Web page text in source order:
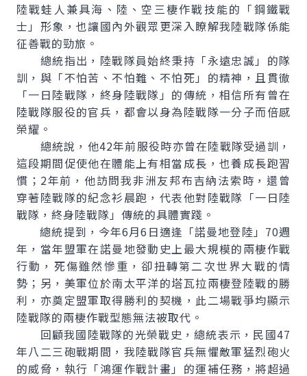
陸戰蛙人兼具海、陸、空三棲作戰技能的「鋼鐵戰
士」形象，也讓國內外觀眾更深入瞭解我陸戰隊係能
征善戰的勁旅。
總統指出，陸戰隊員始終秉持「永遠忠誠」的隊
訓，與「不怕苦、不怕難、不怕死」的精神，且貫徹
「一日陸戰隊，終身陸戰隊」的傳統，相信所有曾在
陸戰隊服役的官兵，都會以身為陸戰隊一分子而倍感
榮耀。
總統說，他42年前服役時亦曾在陸戰隊受過訓，
這段期間促使他在體能上有相當成長，也養成長跑習
慣；2年前，他訪問我非洲友邦布吉納法索時，還曾
穿著陸戰隊的紀念衫晨跑，代表他對陸戰隊「一日陸
戰隊，終身陸戰隊」傳統的具體實踐。
總統提到，今年6月6日適逢「諾曼地登陸」70週
年，當年盟軍在諾曼地發動史上最大規模的兩棲作戰
行動，死傷雖然慘重，卻扭轉第二次世界大戰的情
勢；另，美軍位於南太平洋的塔瓦拉兩棲登陸戰的勝
利，亦奠定盟軍取得勝利的契機，此二場戰爭均顯示
陸戰隊的兩棲作戰型態無法被取代。
回顧我國陸戰隊的光榮戰史，總統表示，民國47
年八二三砲戰期間，我陸戰隊官兵無懼敵軍猛烈砲火
的威脅，執行「鴻運作戰計畫」的運補任務，將超過